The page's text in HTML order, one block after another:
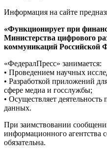
Информация на сайте
«Функционирует при
Министерства цифрового
коммуникаций Российской
«ФедералПресс» занимается:
• Проведением научных
• Разработкой приложений
сфере медиа и госслужбы;
• Осуществляет
данных.
При заимствовании
информационного агентства
обязательна.